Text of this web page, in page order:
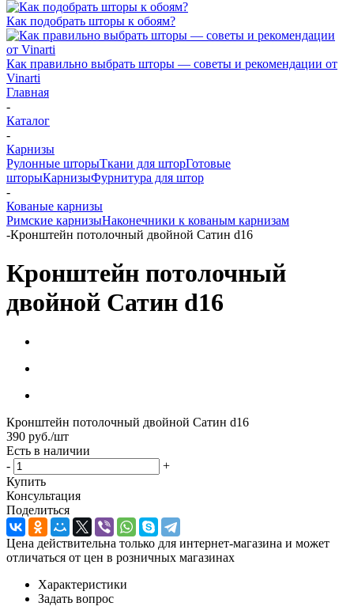
Как подобрать шторы к обоям?
Как правильно выбрать шторы — советы и рекомендации от
Vinarti
Главная
-
Каталог
-
Карнизы
Рулонные шторыТкани для шторГотовые
шторыКарнизыФурнитура для штор
-
Кованые карнизы
Римские карнизыНаконечники к кованым карнизам
-Кронштейн потолочный двойной Сатин d16
Кронштейн потолочный
двойной Сатин d16
Кронштейн потолочный двойной Сатин d16
390 руб./шт
Есть в наличии
-
+
Купить
Консультация
Поделиться
Цена действительна только для интернет-магазина и может
отличаться от цен в розничных магазинах
Характеристики
Задать вопрос